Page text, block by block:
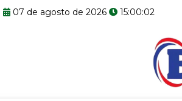
07 de agosto de 2026 15:00:03